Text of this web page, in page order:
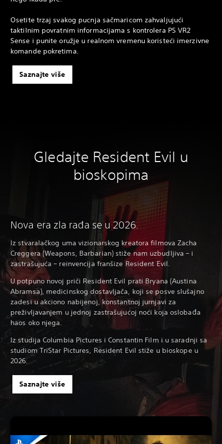
Osetite trzaj svakog pucnja sačmaricom zahvaljujući
taktilnim povratnim informacijama s kontrolera PS VR2
Sense i punite oružje u realnom vremenu koristeći imerzivne
komande pokretima.
Saznajte više
Gledajte Resident Evil u
bioskopima
Nova era zla rađa se u 2026.
Iz stvaralačkog uma vizionarskog kreatora filmova Zacha
Creggera (Weapons, Barbarian) stiže nam uzbudljiva – i
zastrašujuća – reinvencija franšize Resident Evil.
U potpuno novoj priči Resident Evil prati Bryana (Austina
Abramsa), medicinskog dostavljača, koji se posve slušajno
zadesi u akciono nabijenoj, konstantnoj jurnjavi za
preživljavanjem u jednoj zastrašujućoj noći koja oslobađa
haos oko njega.
Iz studija Columbia Pictures i Constantin Film i u saradnji sa
studiom TriStar Pictures, Resident Evil stiže u bioskope u
2026.
Saznajte više